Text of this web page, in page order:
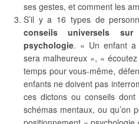
ses gestes, et comment les
S’il y a 16 types de
conseils universels
psychologie. « Un enfant a
sera malheureux », «
temps pour vous-même,
enfants ne doivent pas
ces dictons ou conseils
schémas mentaux, ou qu’on